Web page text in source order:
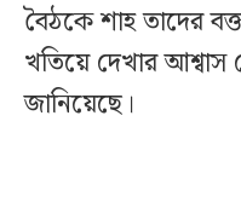
বৈঠকে শাহ তাদের
খতিয়ে দেখার আশ্বাস
জানিয়েছে।‌